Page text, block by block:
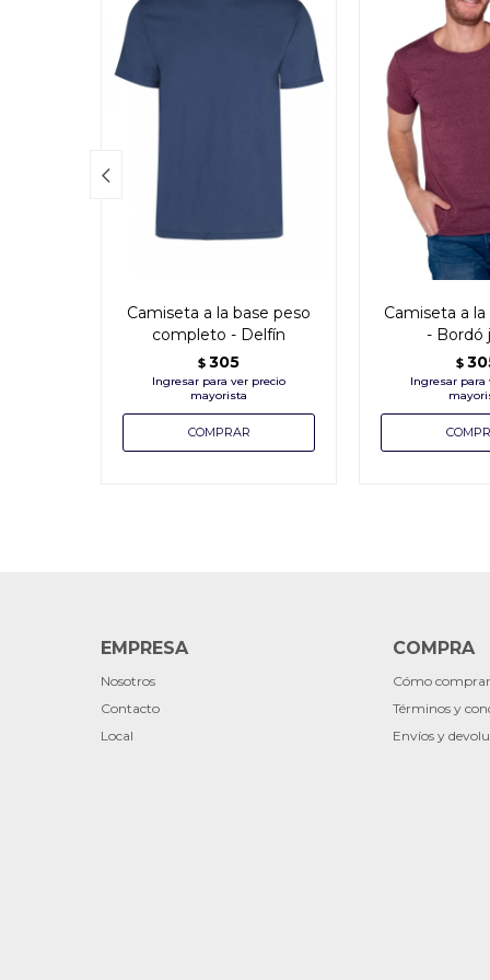
Camiseta a la base peso
completo - Delfín
$ 305
Camiseta a
- Bordó
$

EMPRESA
Nosotros
Contacto
Local
COMPRA
Cómo comprar
Términos y
Envíos y